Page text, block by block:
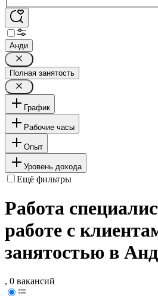
Анди
Полная занятость
График
Рабочие часы
Опыт
Уровень дохода
Ещё фильтры
Работа
работе с
занятостью в
, 0 вакансий